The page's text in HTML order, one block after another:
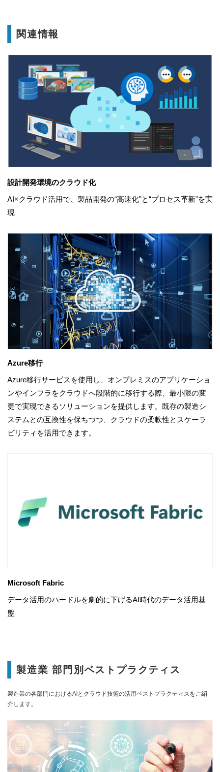
関連情報
設計開発環境のクラウド化
AI×クラウド活用で、製品開発の“高速化”と“プロセス革新”を実
現
Azure移行
Azure移行サービスを使用し、オンプレミスのアプリケーショ
ンやインフラをクラウドへ段階的に移行する際、最小限の変
更で実現できるソリューションを提供します。既存の製造シ
ステムとの互換性を保ちつつ、クラウドの柔軟性とスケーラ
ビリティを活用できます。
Microsoft Fabric
データ活用のハードルを劇的に下げるAI時代のデータ活用基
盤
製造業 部門別ベストプラクティス
製造業の各部門におけるAIとクラウド技術の活用ベストプラクティスをご紹
介します。